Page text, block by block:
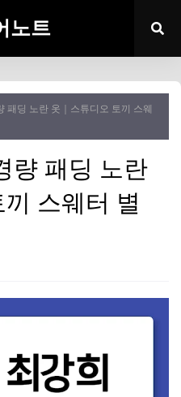
노트
패딩 노란 옷｜스튜디오 토끼 스웨
량 패딩 노란
스웨터 별